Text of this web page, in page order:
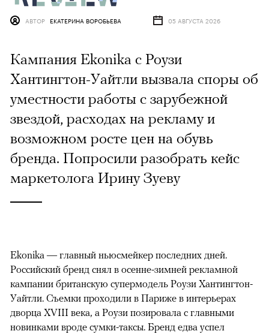
АВТОР ЕКАТЕРИНА ВОРОБЬЕВА 05 АВГУСТА 2026
Кампания Ekonika с Роузи
Хантингтон-Уайтли вызвала споры об
уместности работы с зарубежной
звездой, расходах на рекламу и
возможном росте цен на обувь
бренда. Попросили разобрать кейс
маркетолога Ирину Зуеву
Ekonika — главный ньюсмейкер последних дней.
Российский бренд снял в осенне-зимней рекламной
кампании британскую супермодель Роузи Хантингтон-
Уайтли. Cъемки проходили в Париже в интерьерах
дворца XVIII века, а Роузи позировала с главными
новинками вроде сумки-таксы. Бренд едва успел